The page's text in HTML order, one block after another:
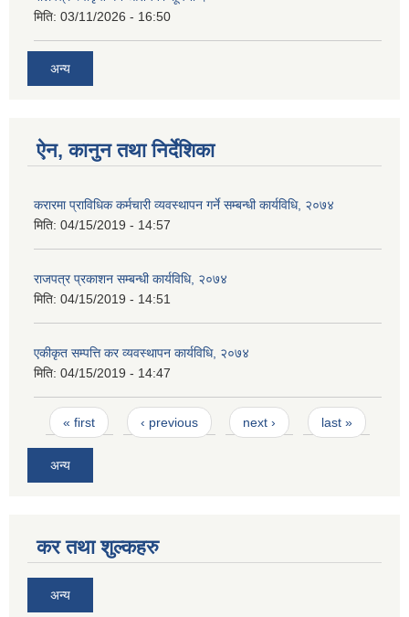
मिति: 03/11/2026 - 16:50
अन्य
ऐन, कानुन तथा निर्देशिका
करारमा प्राविधिक कर्मचारी व्यवस्थापन गर्ने सम्बन्धी कार्यविधि, २०७४
मिति: 04/15/2019 - 14:57
राजपत्र प्रकाशन सम्बन्धी कार्यविधि, २०७४
मिति: 04/15/2019 - 14:51
एकीकृत सम्पत्ति कर व्यवस्थापन कार्यविधि, २०७४
मिति: 04/15/2019 - 14:47
Pages
« first ‹ previous next › last »
अन्य
कर तथा शुल्कहरु
अन्य